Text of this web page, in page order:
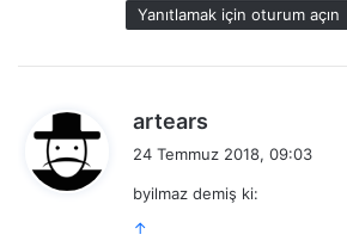
Yanıtlamak için oturum açın
artears
i
24 Temmuz 2018, 09:03
byilmaz demiş ki:
↑